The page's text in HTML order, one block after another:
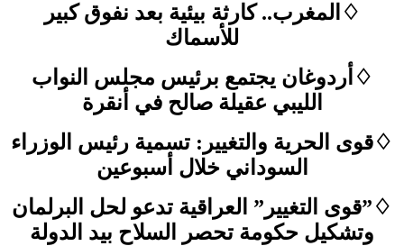
♢المغرب.. كارثة بيئية بعد نفوق كبير
للأسماك
♢أردوغان يجتمع برئيس مجلس النواب
الليبي عقيلة صالح في أنقرة
♢قوى الحرية والتغيير: تسمية رئيس الوزراء
السوداني خلال أسبوعين
♢”قوى التغيير” العراقية تدعو لحل البرلمان
وتشكيل حكومة تحصر السلاح بيد الدولة